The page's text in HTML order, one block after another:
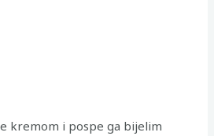
kremom i pospe ga bijelim